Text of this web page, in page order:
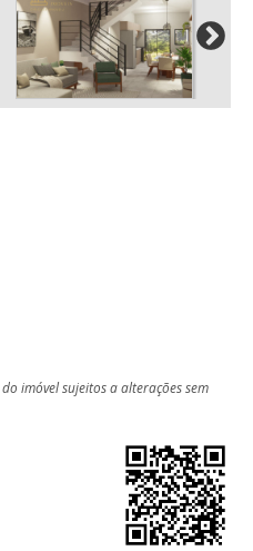
imóvel sujeitos a alterações sem